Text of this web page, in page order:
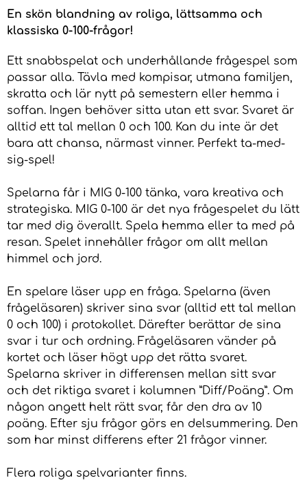
En skön blandning av roliga, lättsamma och
klassiska 0-100-frågor!
Ett snabbspelat och underhållande frågespel som
passar alla. Tävla med kompisar, utmana familjen,
skratta och lär nytt på semestern eller hemma i
soffan. Ingen behöver sitta utan ett svar. Svaret är
alltid ett tal mellan 0 och 100. Kan du inte är det
bara att chansa, närmast vinner. Perfekt ta-med-
sig-spel!
Spelarna får i MIG 0-100 tänka, vara kreativa och
strategiska. MIG 0-100 är det nya frågespelet du lätt
tar med dig överallt. Spela hemma eller ta med på
resan. Spelet innehåller frågor om allt mellan
himmel och jord.
En spelare läser upp en fråga. Spelarna (även
frågeläsaren) skriver sina svar (alltid ett tal mellan
0 och 100) i protokollet. Därefter berättar de sina
svar i tur och ordning. Frågeläsaren vänder på
kortet och läser högt upp det rätta svaret.
Spelarna skriver in differensen mellan sitt svar
och det riktiga svaret i kolumnen ”Diff/Poäng”. Om
någon angett helt rätt svar, får den dra av 10
poäng. Efter sju frågor görs en delsummering. Den
som har minst differens efter 21 frågor vinner.
Flera roliga spelvarianter finns.